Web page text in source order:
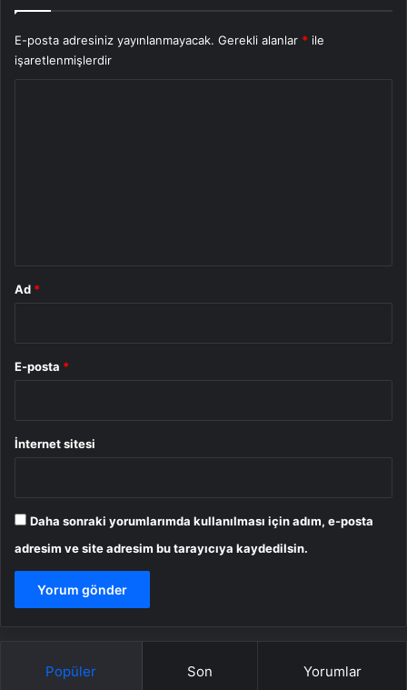
E-posta adresiniz yayınlanmayacak. Gerekli alanlar * ile
işaretlenmişlerdir
Ad *
E-posta *
İnternet sitesi
Daha sonraki yorumlarımda kullanılması için adım, e-posta
adresim ve site adresim bu tarayıcıya kaydedilsin.
Popüler Son Yorumlar